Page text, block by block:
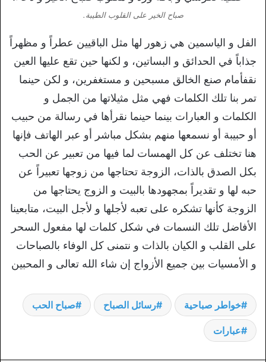
صباح الخير على القلوب الطيبة.
الفل و الياسمين هي زهور لها مثل الباقيين عطراً و مظهراً
جذاباً في الحدائق و البساتين، و لكنها حين تقع عليها العين
نقفأمام صنع الخالق مسبحين و مستغفرين، و لكن حينما
تمر بنا تلك الكلمات فهي مثل مثيلاتها من الجمل و
الكلمات و العبارات بينما حينما نقرأها في رسالة من حبيب
أو حبيبة أو نسمعها منهم بشكل مباشر أو عبر الهاتف فإنها
هنا تختلف عن كل الهمسات لما فيها من تعبير عن الحب
بكل الصدق بالذات، الزوجة تحتاجها من زوجها تعبيراً عن
حبه لها و تقديراً بمجهودها بالبيت و الزوج يحتاجها من
الزوجة كأنها تشكره على تعبه لأجلها و لأجل البيت، متابعينا
الأفاضل تلك النسمات في شكل كلمات لها مفعول السحر
على القلب و الكيان بالذات و نتمنى كل الوفاء بالصباحات
و الأمسيات بين جميع الأزواج إن شاء الله تعالى و المحبين
خواطر صباحية رسائل الصباح صباح الحب
عبارات